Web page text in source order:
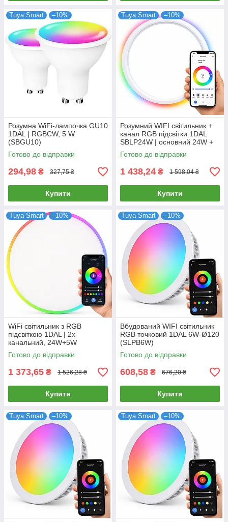
Tuya Smart –10%
Розумна WiFi-лампочка GU10
1DAL | RGBCW, 5 W
(SBGU10)
Готово до відправки
294,98 ₴ 327,75 ₴
Купити
Tuya Smart –10%
Розумний WIFI світильник +
канал RGB підсвітки 1DAL
SBLP24W | основний 24W +
5W задня підсвітка
Готово до відправки
1 438,24 ₴ 1 598,04 ₴
Купити
Tuya Smart –10%
WiFi світильник з RGB
підсвіткою 1DAL | 2х
канальний, 24W+5W
(SDLP24W)
Готово до відправки
1 373,65 ₴ 1 526,28 ₴
Купити
Tuya Smart –10%
Вбудований WIFI світильник
RGB точковий 1DAL 6W-Ø120
(SLPB6W)
Готово до відправки
608,58 ₴ 676,20 ₴
Купити
Tuya Smart –10% Tuya Smart –10%